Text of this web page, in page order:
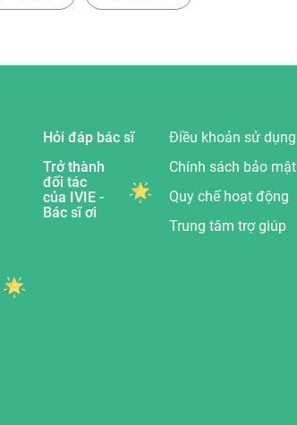
Hỏi đáp bác sĩ
Trở thành
đối tác
của IVIE -
Bác sĩ ơi
Điều khoản sử dụng
Chính sách bảo mật
Quy chế hoạt động
Trung tâm trợ giúp